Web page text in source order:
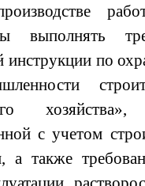
выполнять
по
с учетом
а также